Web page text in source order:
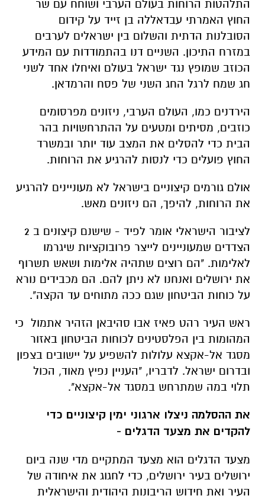
התלהטות הרוחות בעולם הערבי ושוחח עם שר
החוץ האמרתי עבדאללה בן זייד על קידום
הסובלנות הדתית והשלום בין ישראלים לערבים
במזרח התיכון. השניים דנו בהתמודדות עם המידע
הכוזב שמופץ נגד ישראל בעולם ואיחלו אחד לשני
חג שמח לרגל החג השני של פסח והרמדאן.
הירדנים כמו, העולם הערבי, ניזונים מפרסומים
כוזבים, מסיתים ומטעים על ההתרחשויות בהר
הבית כדי להסלים את המצב עוד יותר ובמשרד
החוץ פועלים כדי לנסות להרגיע את הרוחות.
אולם גורמים קיצוניים בישראל לא מעוניינים להרגיע
את הרוחות, להיפך, הם ניזונים מאש.
לציבור הישראלי אומר לפיד - שישנם קיצונים ב 2
הצדדים שמעוניינים לייצר פרובוקציות שיגרמו
לאלימות. "הם רוצים שתהיה אלימות ושאש תשרוף
את ירושלים ואנחנו לא ניתן להם. הם מכבידים נורא
על כוחות הביטחון שגם ככה מתוחים עד הקצה".
ראש העיר רהט פאיז אבו סהיבאן הזהיר אתמול כי
המהומות בין הפלסטינים לכוחות הביטחון באזור
מסגד אל-אקצא עלולות להשפיע על יישובים בצפון
ובדרום ישראל. לדבריו, "העניין נפיץ מאוד, הכול
תלוי במה שמתרחש במסגד אל-אקצא".
את ההסלמה ניצלו ארגוני ימין קיצוניים כדי
להקדים את מצעד הדגלים -
מצעד הדגלים הוא מצעד המתקיים מדי שנה ביום
ירושלים בעיר ירושלים, כדי לחגוג את איחודה של
העיר ואת חידוש הריבונות היהודית והישראלית